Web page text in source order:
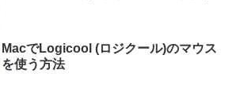
MacでLogicool (ロジクール)のマウス
を使う方法